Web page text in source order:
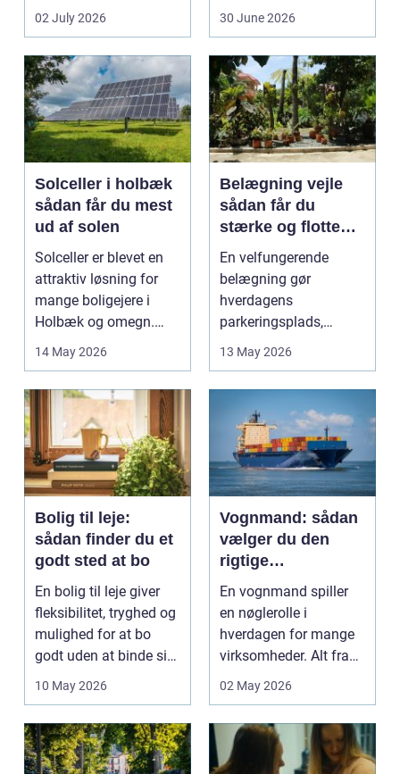
og et p&ae...
02 July 2026
almindelig
30 June 2026
Solceller i holbæk
sådan får du mest
ud af solen
Solceller er blevet en
attraktiv løsning for
mange boligejere i
Holbæk og omegn.
Flere ønsker at sæn...
14 May 2026
Belægning vejle
sådan får du
stærke og flotte
udendørs arealer
En velfungerende
belægning gør
hverdagens
parkeringsplads,
terrasse eller
gårdsplads både pæn
og pra...
13 May 2026
Bolig til leje:
sådan finder du et
godt sted at bo
En bolig til leje giver
fleksibilitet, tryghed og
mulighed for at bo
godt uden at binde sig
ø...
10 May 2026
Vognmand: sådan
vælger du den
rigtige
samarbejdspartner
En vognmand spiller
en nøglerolle i
hverdagen for mange
virksomheder. Alt fra
byggematerialer...
02 May 2026